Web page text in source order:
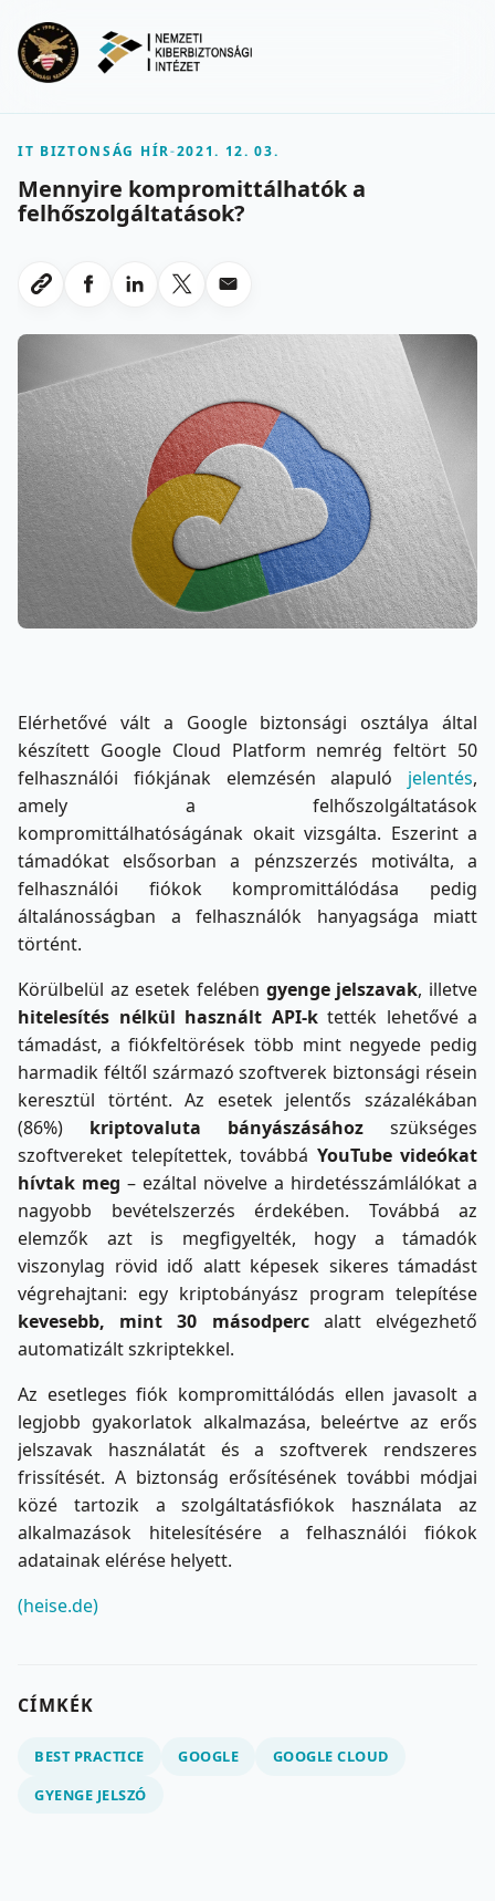
IT BIZTONSÁG HÍR-2021. 12. 03.
Mennyire kompromittálhatók a
felhőszolgáltatások?
Link masolasa
Megosztas Facebookon
Megosztas LinkedInen
Megosztas X-en
Megosztas emailben
Elérhetővé vált a Google biztonsági osztálya által
készített Google Cloud Platform nemrég feltört 50
felhasználói fiókjának elemzésén alapuló jelentés,
amely a felhőszolgáltatások
kompromittálhatóságának okait vizsgálta. Eszerint a
támadókat elsősorban a pénzszerzés motiválta, a
felhasználói fiókok kompromittálódása pedig
általánosságban a felhasználók hanyagsága miatt
történt.
Körülbelül az esetek felében gyenge jelszavak, illetve
hitelesítés nélkül használt API-ktették lehetővé a
támadást, a fiókfeltörések több mint negyede pedig
harmadik féltől származó szoftverek biztonsági résein
keresztül történt. Az esetek jelentős százalékában
(86%) kriptovaluta bányászásához szükséges
szoftvereket telepítettek, továbbá YouTube videókat
hívtak meg – ezáltal növelve a hirdetésszámlálókat a
nagyobb bevételszerzés érdekében. Továbbá az
elemzők azt is megfigyelték, hogy a támadók
viszonylag rövid idő alatt képesek sikeres támadást
végrehajtani: egy kriptobányász program telepítése
kevesebb, mint 30 másodpercalatt elvégezhető
automatizált szkriptekkel.
Az esetleges fiók kompromittálódás ellen javasolt a
legjobb gyakorlatok alkalmazása, beleértve az erős
jelszavak használatát és a szoftverek rendszeres
frissítését. A biztonság erősítésének további módjai
közé tartozik a szolgáltatásfiókok használata az
alkalmazások hitelesítésére a felhasználói fiókok
adatainak elérése helyett.
(heise.de)
CÍMKÉK
BEST PRACTICE GOOGLE
GOOGLE CLOUD
GYENGE JELSZÓ